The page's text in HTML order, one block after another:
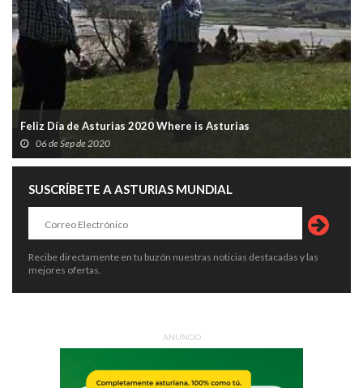
Feliz Día de Asturias 2020 Where is Asturias
06 de Sep de 2020
SUSCRÍBETE A ASTURIAS MUNDIAL
Recibe directamente en tu buzón nuestras noticias destacadas y las
mejores ofertas.
ANUNCIO